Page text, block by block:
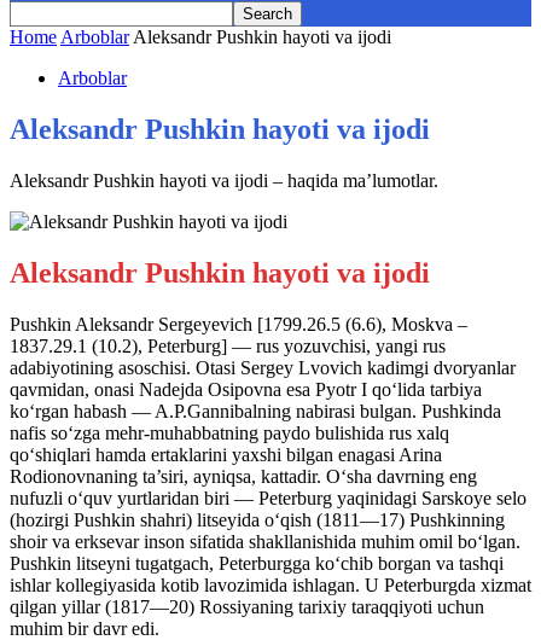
Home Arboblar Aleksandr Pushkin hayoti va ijodi
Arboblar
Aleksandr Pushkin hayoti va ijodi
Aleksandr Pushkin hayoti va ijodi – haqida ma’lumotlar.
Aleksandr Pushkin hayoti va ijodi
Pushkin Aleksandr Sergeyevich [1799.26.5 (6.6), Moskva –
1837.29.1 (10.2), Peterburg] — rus yozuvchisi, yangi rus
adabiyotining asoschisi. Otasi Sergey Lvovich kadimgi dvoryanlar
qavmidan, onasi Nadejda Osipovna esa Pyotr I qo‘lida tarbiya
ko‘rgan habash — A.P.Gannibalning nabirasi bulgan. Pushkinda
nafis so‘zga mehr-muhabbatning paydo bulishida rus xalq
qo‘shiqlari hamda ertaklarini yaxshi bilgan enagasi Arina
Rodionovnaning ta’siri, ayniqsa, kattadir. O‘sha davrning eng
nufuzli o‘quv yurtlaridan biri — Peterburg yaqinidagi Sarskoye selo
(hozirgi Pushkin shahri) litseyida o‘qish (1811—17) Pushkinning
shoir va erksevar inson sifatida shakllanishida muhim omil bo‘lgan.
Pushkin litseyni tugatgach, Peterburgga ko‘chib borgan va tashqi
ishlar kollegiyasida kotib lavozimida ishlagan. U Peterburgda xizmat
qilgan yillar (1817—20) Rossiyaning tarixiy taraqqiyoti uchun
muhim bir davr edi.